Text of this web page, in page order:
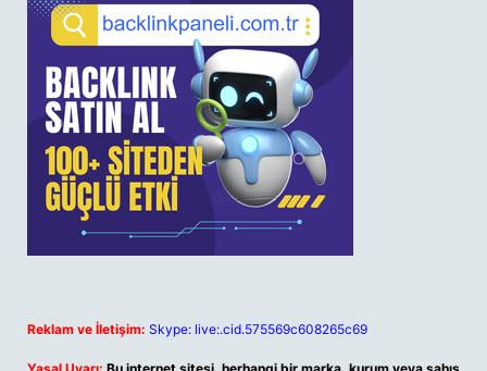
Reklam ve İletişim: Skype: live:.cid.575569c608265c69